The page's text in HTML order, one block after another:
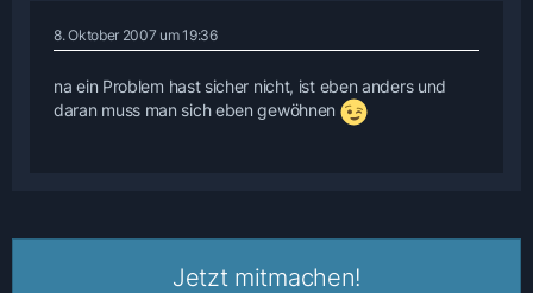
8. Oktober 2007 um 19:36
na ein Problem hast sicher nicht, ist eben anders und
daran muss man sich eben gewöhnen
Jetzt mitmachen!